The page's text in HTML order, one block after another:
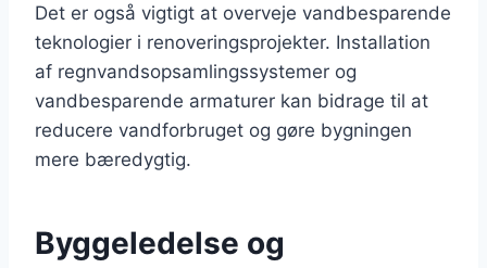
Det er også vigtigt at overveje vandbesparende
teknologier i renoveringsprojekter. Installation
af regnvandsopsamlingssystemer og
vandbesparende armaturer kan bidrage til at
reducere vandforbruget og gøre bygningen
mere bæredygtig.
Byggeledelse og